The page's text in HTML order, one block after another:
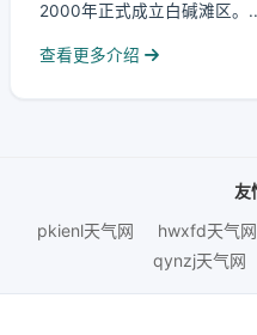
2000年正式成立白碱滩区。
查看更多介绍
友
pkienl天气网
hwxfd天气网
qynzj天气网